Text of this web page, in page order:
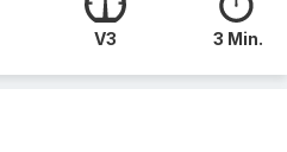
V3 3 Min.